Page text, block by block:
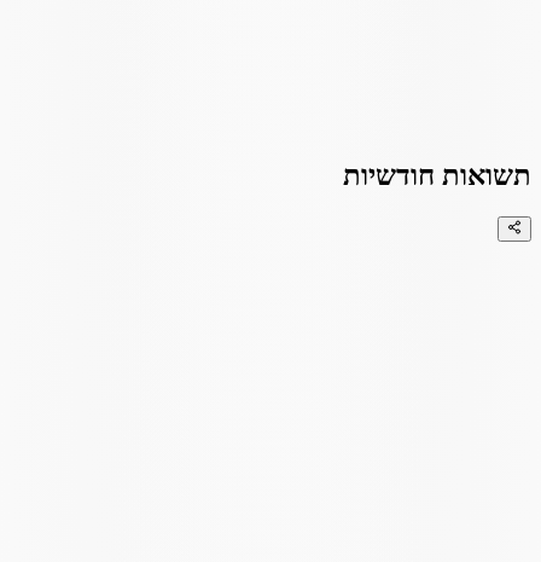
תשואות חודשיות